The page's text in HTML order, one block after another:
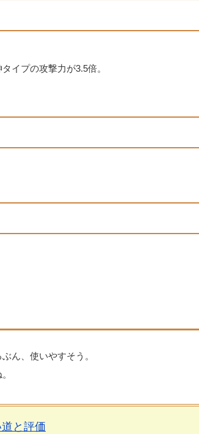
イプの攻撃力が3.5倍。
ん、使いやすそう。
と評価